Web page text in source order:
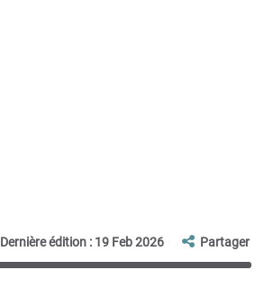
Dernière édition : 19 Feb 2026 Partager